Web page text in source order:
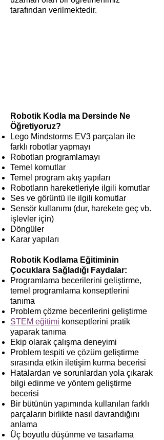
tarafından verilmektedir.
Robotik Kodla ma Dersinde Ne
Öğretiyoruz?
Lego Mindstorms EV3 parçaları ile
farklı robotlar yapmayı
Robotları programlamayı
Temel komutlar
Temel program akış yapıları
Robotların hareketleriyle ilgili komutlar
Ses ve görüntü ile ilgili komutlar
Sensör kullanımı (dur, harekete geç vb.
işlevler için)
Döngüler
Karar yapıları
Robotik Kodlama Eğitiminin
Çocuklara Sağladığı Faydalar:
Programlama becerilerini geliştirme,
temel programlama konseptlerini
tanıma
Problem çözme becerilerini geliştirme
STEM eğitimi konseptlerini pratik
yaparak tanıma
Ekip olarak çalışma deneyimi
Problem tespiti ve çözüm geliştirme
sırasında etkin iletişim kurma becerisi
Hatalardan ve sorunlardan yola çıkarak
bilgi edinme ve yöntem geliştirme
becerisi
Bir bütünün yapımında kullanılan farklı
parçaların birlikte nasıl davrandığını
anlama
Üç boyutlu düşünme ve tasarlama